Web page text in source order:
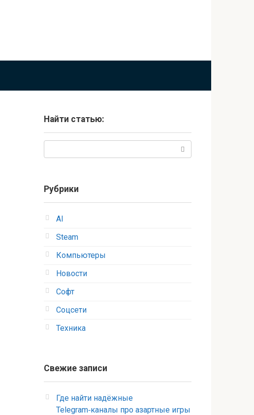
Найти статью:
Рубрики
AI
Steam
Компьютеры
Новости
Софт
Соцсети
Техника
Свежие записи
Где найти надёжные
Telegram‑каналы про азартные игры